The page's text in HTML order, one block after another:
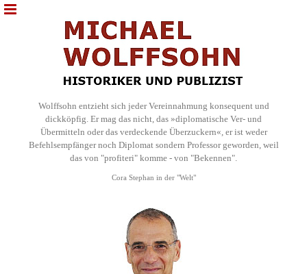
Wolffsohn entzieht sich jeder Vereinnahmung konsequent und
dickköpfig. Er mag das nicht, das »diplomatische Ver- und
Übermitteln oder das verdeckende Überzuckern«, er ist weder
Befehlsempfänger noch Diplomat sondern Professor geworden, weil
das von "profiteri" komme - von "Bekennen".
Cora Stephan in der "Welt"